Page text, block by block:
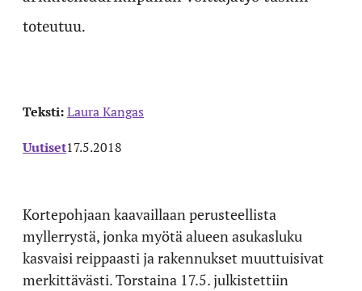
toteutuu.
Teksti:Laura Kangas
Uutiset17.5.2018
Kortepohjaan kaavaillaan perusteellista
myllerrystä, jonka myötä alueen asukasluku
kasvaisi reippaasti ja rakennukset muuttuisivat
merkittävästi. Torstaina 17.5. julkistettiin